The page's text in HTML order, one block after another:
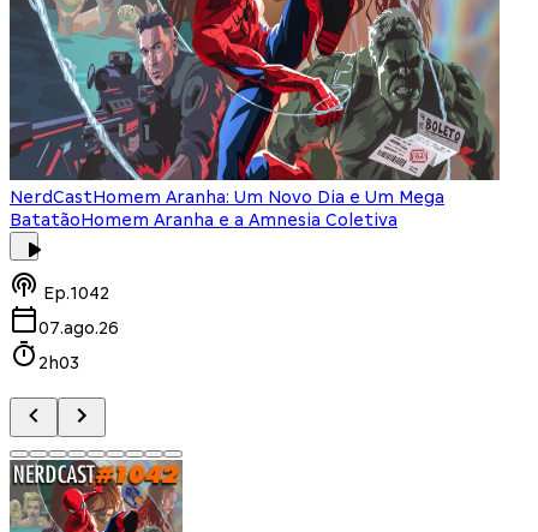
NerdCastHomem Aranha: Um Novo Dia e Um Mega
BatatãoHomem Aranha e a Amnesia Coletiva
Ep.1042
07.ago.26
2h03